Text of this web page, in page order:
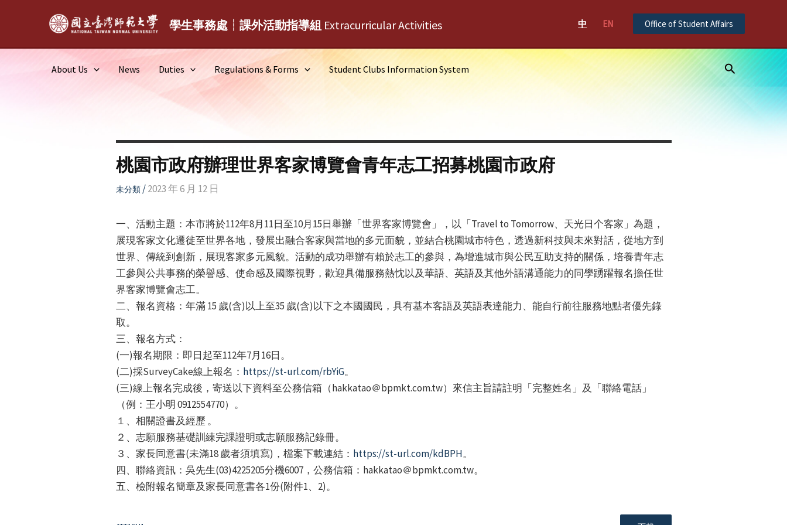
學生事務處┆課外活動指導組 Extracurricular Activities 中 EN Office of Student Affairs
About Us News Duties Regulations & Forms Student Clubs Information System Search
桃園市政府辦理世界客家博覽會青年志工招募桃園市政府
未分類/2023 年 6 月 12 日
一、活動主題：本市將於112年8月11日至10月15日舉辦「世界客家博覽會」，以「Travel to Tomorrow、天光日个客家」為題，
展現客家文化遷徙至世界各地，發展出融合客家與當地的多元面貌，並結合桃園城市特色，透過新科技與未來對話，從地方到
世界、傳統到創新，展現客家多元風貌。活動的成功舉辦有賴於志工的參與，為增進城市與公民互助支持的關係，培養青年志
工參與公共事務的榮譽感、使命感及國際視野，歡迎具備服務熱忱以及華語、英語及其他外語溝通能力的同學踴躍報名擔任世
界客家博覽會志工。
二、報名資格：年滿 15 歲(含)以上至35 歲(含)以下之本國國民，具有基本客語及英語表達能力、能自行前往服務地點者優先錄
取。
三、報名方式：
(一)報名期限：即日起至112年7月16日。
(二)採SurveyCake線上報名： https://st-url.com/rbYiG。
(三)線上報名完成後，寄送以下資料至公務信箱（hakkatao＠bpmkt.com.tw）來信主旨請註明「完整姓名」及「聯絡電話」
（例：王小明 0912554770）。
１、相關證書及經歷 。
２、志願服務基礎訓練完課證明或志願服務記錄冊。
３、家長同意書(未滿18 歲者須填寫)，檔案下載連結： https://st-url.com/kdBPH。
四、聯絡資訊：吳先生(03)4225205分機6007，公務信箱：hakkatao＠bpmkt.com.tw。
五、檢附報名簡章及家長同意書各1份(附件1、2)。